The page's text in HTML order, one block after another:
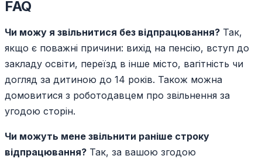
FAQ
Чи можу я звільнитися без відпрацювання? Так,
якщо є поважні причини: вихід на пенсію, вступ до
закладу освіти, переїзд в інше місто, вагітність чи
догляд за дитиною до 14 років. Також можна
домовитися з роботодавцем про звільнення за
угодою сторін.
Чи можуть мене звільнити раніше строку
відпрацювання? Так, за вашою згодою